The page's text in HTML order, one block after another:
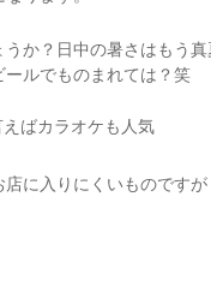
か？日中の暑さはもう
ールでものまれては？笑
ばカラオケも人気
に入りにくいものですが